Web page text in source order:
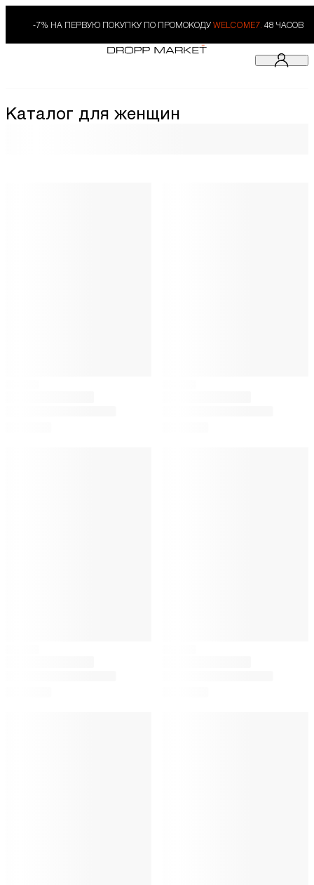
-7% НА ПЕРВУЮ ПОКУПКУ ПО ПРОМОКОДУ WELCOME7. 48 ЧАСОВ
Каталог для женщин